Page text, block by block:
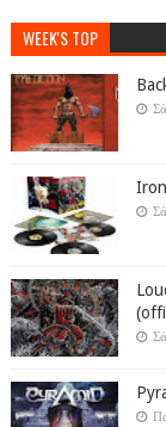
WEEK'S TOP